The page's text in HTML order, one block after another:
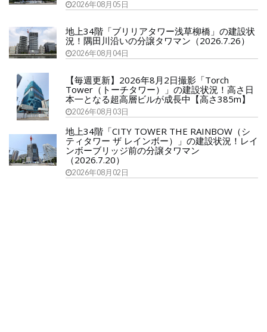
2026年08月05日
地上34階「ブリリアタワー浅草柳橋」の建設状
況！隅田川沿いの分譲タワマン（2026.7.26）
2026年08月04日
【毎週更新】2026年8月2日撮影「Torch
Tower（トーチタワー）」の建設状況！高さ日
本一となる超高層ビルが成長中【高さ385m】
2026年08月03日
地上34階「CITY TOWER THE RAINBOW（シ
ティタワー ザ レインボー）」の建設状況！レイ
ンボーブリッジ前の分譲タワマン
（2026.7.20）
2026年08月02日